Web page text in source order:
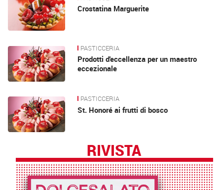
Crostatina Marguerite
PASTICCERIA
Prodotti d'eccellenza per un maestro
eccezionale
PASTICCERIA
St. Honoré ai frutti di bosco
RIVISTA